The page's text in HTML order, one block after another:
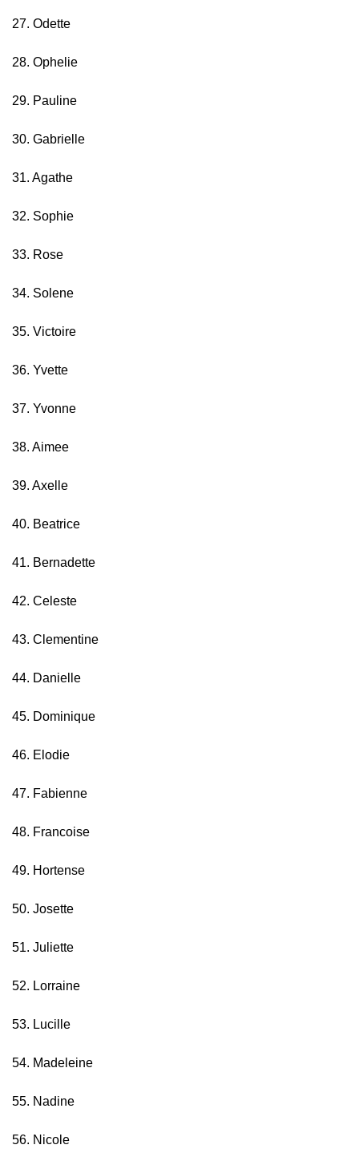
27. Odette
28. Ophelie
29. Pauline
30. Gabrielle
31. Agathe
32. Sophie
33. Rose
34. Solene
35. Victoire
36. Yvette
37. Yvonne
38. Aimee
39. Axelle
40. Beatrice
41. Bernadette
42. Celeste
43. Clementine
44. Danielle
45. Dominique
46. Elodie
47. Fabienne
48. Francoise
49. Hortense
50. Josette
51. Juliette
52. Lorraine
53. Lucille
54. Madeleine
55. Nadine
56. Nicole